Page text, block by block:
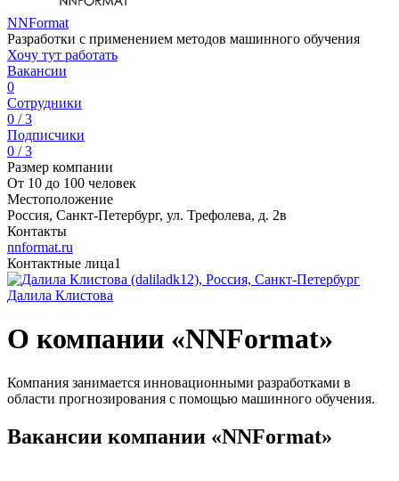
NNFormat
Разработки с применением методов машинного обучения
Хочу тут работать
Вакансии
0
Сотрудники
0 / 3
Подписчики
0 / 3
Размер компании
От 10 до 100 человек
Местоположение
Россия, Санкт-Петербург, ул. Трефолева, д. 2в
Контакты
nnformat.ru
Контактные лица1
Далила Клистова
О компании «NNFormat»
Компания занимается инновационными разработками в
области прогнозирования с помощью машинного обучения.
Вакансии компании «NNFormat»